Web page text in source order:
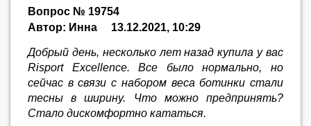
Вопрос № 19754
Автор: Инна
13.12.2021, 10:29
Добрый день, несколько лет назад купила у вас
Risport Excellence. Все было нормально, но
сейчас в связи с набором веса ботинки стали
тесны в ширину. Что можно предпринять?
Стало дискомфортно кататься.